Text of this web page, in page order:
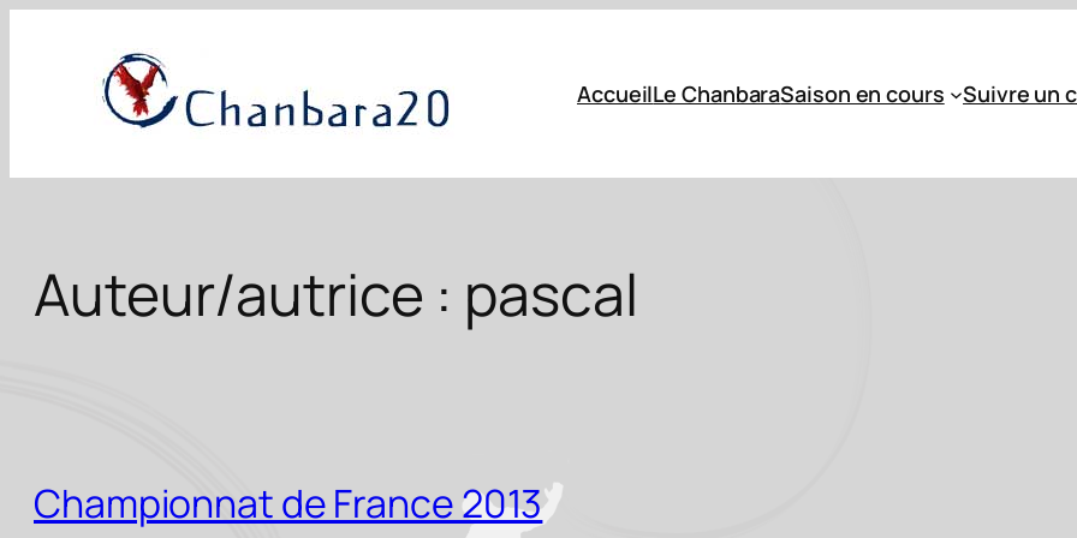
contenu
AccueilLe ChanbaraSaison en cours Suivre un
Auteur/autrice : pascal
Championnat de France 2013